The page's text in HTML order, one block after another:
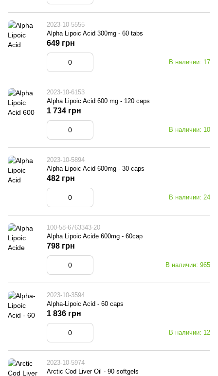
2023-10-5555
Alpha Lipoic Acid 300mg - 60 tabs
В наличии: 17
649 грн
2023-10-6153
Alpha Lipoic Acid 600 mg - 120 caps
В наличии: 10
1 734 грн
2023-10-5894
Alpha Lipoic Acid 600mg - 30 caps
В наличии: 24
482 грн
100-58-6763343-20
Alpha Lipoic Acide 600mg - 60cap
В наличии: 965
798 грн
2023-10-3594
Alpha-Lipoic Acid - 60 caps
В наличии: 12
1 836 грн
2023-10-5974
Arctic Cod Liver Oil - 90 softgels